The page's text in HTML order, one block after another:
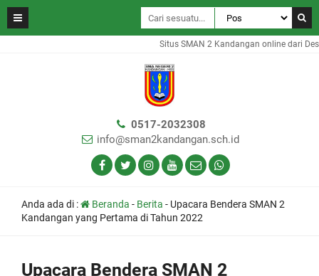
Situs SMAN 2 Kandangan online dari
0517-2032308
info@sman2kandangan.sch.id
Anda ada di : Beranda - Berita - Upacara Bendera SMAN 2
Kandangan yang Pertama di Tahun 2022
Upacara Bendera SMAN 2